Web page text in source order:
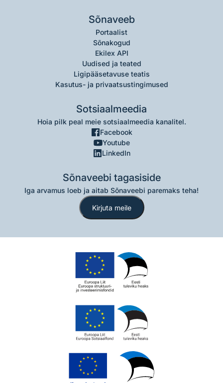
Sõnaveeb
Portaalist
Sõnakogud
Ekilex API
Uudised ja teated
Ligipääsetavuse teatis
Kasutus- ja privaatsustingimused
Sotsiaalmeedia
Hoia pilk peal meie sotsiaalmeedia kanalitel.
Facebook
Youtube
LinkedIn
Sõnaveebi tagasiside
Iga arvamus loeb ja aitab Sõnaveebi paremaks teha!
Kirjuta meile